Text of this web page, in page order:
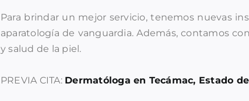
Para brindar un mejor servicio, tenemos nuevas
aparatología de vanguardia. Además, contamos
y salud de la piel.
PREVIA CITA: Dermatóloga en Tecámac, Estado